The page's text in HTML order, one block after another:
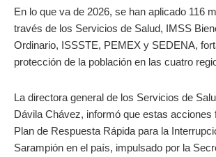
En lo que va de 2026, se han aplicado 116
través de los Servicios de Salud, IMSS
Ordinario, ISSSTE, PEMEX y SEDENA,
protección de la población en las cuatro
La directora general de los Servicios de
Dávila Chávez, informó que estas acciones
Plan de Respuesta Rápida para la
Sarampión en el país, impulsado por la